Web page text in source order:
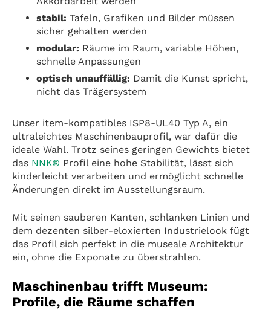
stabil: Tafeln, Grafiken und Bilder müssen
sicher gehalten werden
modular: Räume im Raum, variable Höhen,
schnelle Anpassungen
optisch unauffällig: Damit die Kunst spricht,
nicht das Trägersystem
Unser item-kompatibles ISP8-UL40 Typ A, ein
ultraleichtes Maschinenbauprofil, war dafür die
ideale Wahl. Trotz seines geringen Gewichts bietet
das NNK® Profil eine hohe Stabilität, lässt sich
kinderleicht verarbeiten und ermöglicht schnelle
Änderungen direkt im Ausstellungsraum.
Mit seinen sauberen Kanten, schlanken Linien und
dem dezenten silber-eloxierten Industrielook fügt
das Profil sich perfekt in die museale Architektur
ein, ohne die Exponate zu überstrahlen.
Maschinenbau trifft Museum:
Profile, die Räume schaffen